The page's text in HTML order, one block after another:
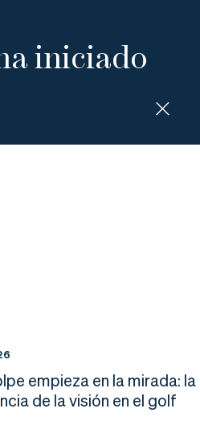
iniciado
empieza en la mirada: la
de la visión en el golf